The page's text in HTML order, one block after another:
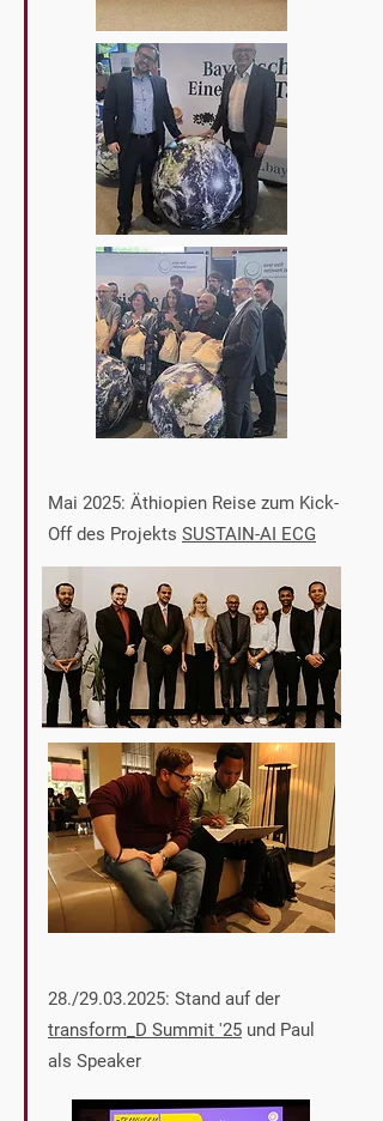
Mai 2025: Äthiopien Reise zum Kick-
Off des Projekts SUSTAIN-AI ECG
28./29.03.2025: Stand auf der
transform_D Summit '25 und Paul
als Speaker